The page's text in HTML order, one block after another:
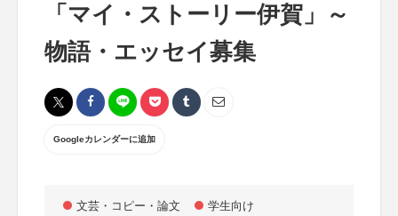
「マイ・ストーリー伊賀」～
物語・エッセイ募集
Googleカレンダーに追加
文芸・コピー・論文 学生向け